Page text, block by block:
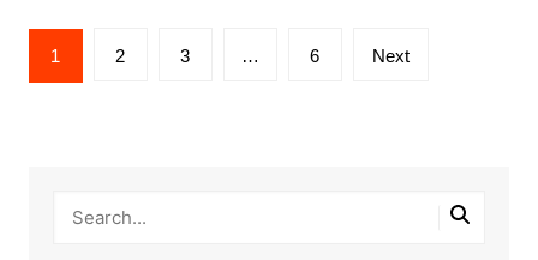
Bejegyzések
lapozása
1 2 3 … 6 Next